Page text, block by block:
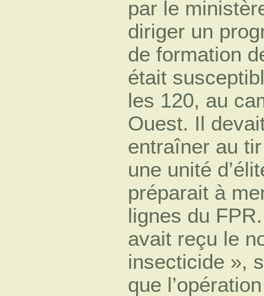
par le
diriger un
de formation
était
les 120, au
Ouest. Il
entraîner au
une unité
préparait à
lignes du
avait reçu le
insecticide »,
que